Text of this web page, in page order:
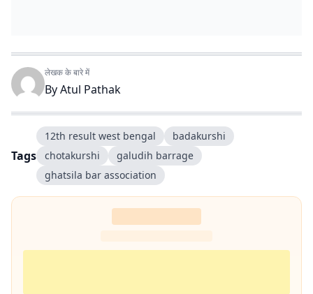
लेखक के बारे में
ByAtul Pathak
Tags
12th result west bengal
badakurshi
chotakurshi
galudih barrage
ghatsila bar association